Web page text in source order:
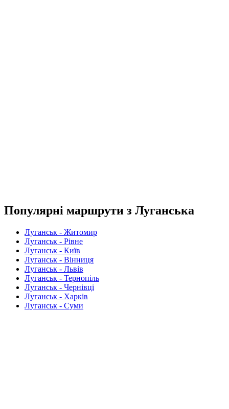
Популярні маршрути з Луганська
Луганськ - Житомир
Луганськ - Рівне
Луганськ - Київ
Луганськ - Вінниця
Луганськ - Львів
Луганськ - Тернопіль
Луганськ - Чернівці
Луганськ - Харків
Луганськ - Суми